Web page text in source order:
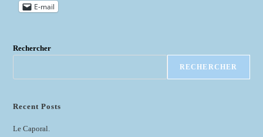
E-mail
Rechercher
RECHERCHER
Recent Posts
Le Caporal.